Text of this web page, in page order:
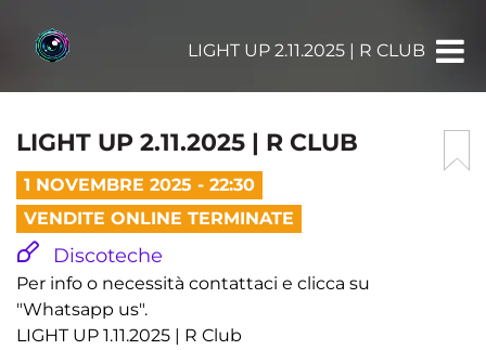
LIGHT UP 2.11.2025 | R CLUB
LIGHT UP 2.11.2025 | R CLUB
1 NOVEMBRE 2025 - 22:30
VENDITE ONLINE TERMINATE
Discoteche
Per info o necessità contattaci e clicca su
"Whatsapp us".
LIGHT UP 1.11.2025 | R Club